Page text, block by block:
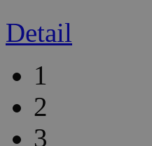
Detail
1
2
3